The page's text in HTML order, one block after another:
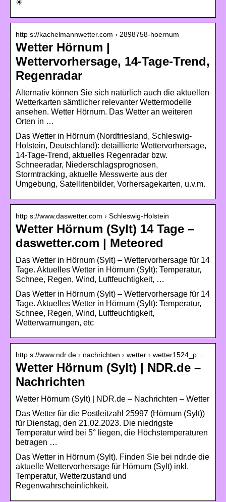
☀
http s://kachelmannwetter.com › 2898758-hoernum
Wetter Hörnum |
Wettervorhersage, 14-Tage-Trend,
Regenradar
Alternativ können Sie sich natürlich auch die aktuellen
Wetterkarten sämtlicher relevanter Wettermodelle
ansehen. Wetter Hörnum. Das Wetter an weiteren
Orten in …
Das Wetter in Hörnum (Nordfriesland, Schleswig-
Holstein, Deutschland): detaillierte Wettervorhersage,
14-Tage-Trend, aktuelles Regenradar bzw.
Schneeradar, Niederschlagsprognosen,
Stormtracking, aktuelle Messwerte aus der
Umgebung, Satellitenbilder, Vorhersagekarten, u.v.m.
http s://www.daswetter.com › Schleswig-Holstein
Wetter Hörnum (Sylt) 14 Tage –
daswetter.com | Meteored
Das Wetter in Hörnum (Sylt) – Wettervorhersage für 14
Tage. Aktuelles Wetter in Hörnum (Sylt): Temperatur,
Schnee, Regen, Wind, Luftfeuchtigkeit, …
Das Wetter in Hörnum (Sylt) – Wettervorhersage für 14
Tage. Aktuelles Wetter in Hörnum (Sylt): Temperatur,
Schnee, Regen, Wind, Luftfeuchtigkeit,
Wetterwarnungen, etc
http s://www.ndr.de › nachrichten › wetter › wetter1524_p…
Wetter Hörnum (Sylt) | NDR.de –
Nachrichten
Wetter Hörnum (Sylt) | NDR.de – Nachrichten – Wetter
Das Wetter für die Postleitzahl 25997 (Hörnum (Sylt))
für Dienstag, den 21.02.2023. Die niedrigste
Temperatur wird bei 5° liegen, die Höchstemperaturen
betragen …
Das Wetter in Hörnum (Sylt). Finden Sie bei ndr.de die
aktuelle Wettervorhersage für Hörnum (Sylt) inkl.
Temperatur, Wetterzustand und
Regenwahrscheinlichkeit.